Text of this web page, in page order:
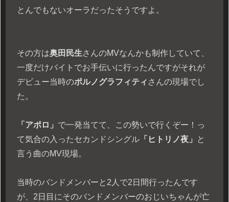
とんでもないオーラだったそうですよ。
その方は奥田民生さんのMVなんかも制作していて、
一度だけバイトでお手伝いに行ったんですがそれが
デビュー当時のポルノグラフィティ さんの現場でし
た。
「アポロ」 で一発当てて、この勢いで行くぞー！っ
て気合の入ったセカンドシングル 「ヒトリノ夜」
と
言う曲のMV現場。
当時のバンドメンバーと2人で2日間行ったんです
が、2日目にそのバンドメンバーのおじいちゃんが亡